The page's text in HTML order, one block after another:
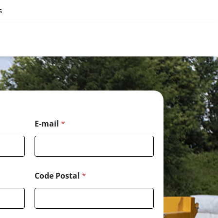
E-mail *
Code Postal *